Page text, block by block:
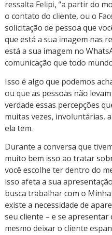
ressalta Felipi, “a partir do
o contato do cliente, ou o
solicitação de pessoa que
que está a sua imagem nas
está a sua imagem no
comunicação que todo
Isso é algo que podemos
ou que as pessoas não
verdade essas percepções
muitas vezes, involuntárias,
ela tem.
Durante a conversa que
muito bem isso ao tratar
você escolhe ter dentro do
isso afeta a sua
busca trabalhar com o
existe a necessidade de
seu cliente – e se
mesmo deixar o cliente